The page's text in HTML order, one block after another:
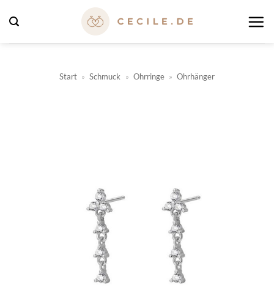
Inhalt
springen
Start » Schmuck » Ohrringe » Ohrhänger